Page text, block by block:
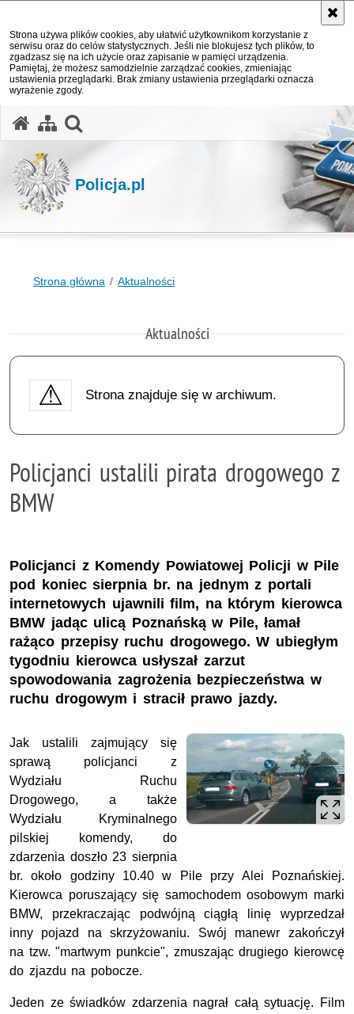
Strona używa plików cookies, aby ułatwić użytkownikom korzystanie z
serwisu oraz do celów statystycznych. Jeśli nie blokujesz tych plików, to
zgadzasz się na ich użycie oraz zapisanie w pamięci urządzenia.
Pamiętaj, że możesz samodzielnie zarządzać cookies, zmieniając
ustawienia przeglądarki. Brak zmiany ustawienia przeglądarki oznacza
wyrażenie zgody.
Policja.pl
Strona główna Aktualności
Aktualności
Strona znajduje się w archiwum.
Policjanci ustalili pirata drogowego z
BMW
Policjanci z Komendy Powiatowej Policji w Pile
pod koniec sierpnia br. na jednym z portali
internetowych ujawnili film, na którym kierowca
BMW jadąc ulicą Poznańską w Pile, łamał
rażąco przepisy ruchu drogowego. W ubiegłym
tygodniu kierowca usłyszał zarzut
spowodowania zagrożenia bezpieczeństwa w
ruchu drogowym i stracił prawo jazdy.
Jak ustalili zajmujący się
sprawą policjanci z
Wydziału Ruchu
Drogowego, a także
Wydziału Kryminalnego
pilskiej komendy, do
zdarzenia doszło 23 sierpnia
br. około godziny 10.40 w Pile przy Alei Poznańskiej.
Kierowca poruszający się samochodem osobowym marki
BMW, przekraczając podwójną ciągłą linię wyprzedzał
inny pojazd na skrzyżowaniu. Swój manewr zakończył
na tzw. "martwym punkcie", zmuszając drugiego kierowcę
do zjazdu na pobocze.
Jeden ze świadków zdarzenia nagrał całą sytuację. Film